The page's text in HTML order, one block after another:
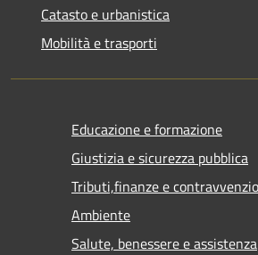
Catasto e urbanistica
Mobilità e trasporti
Educazione e formazione
Giustizia e sicurezza pubblica
Tributi,finanze e
Ambiente
Salute, benessere e assistenza